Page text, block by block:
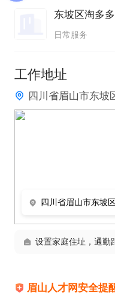
东坡区淘多
日常服务
工作地址
四川省眉山市东坡
四川省眉山市东坡
设置家庭住址，通勤
眉山人才网安全提